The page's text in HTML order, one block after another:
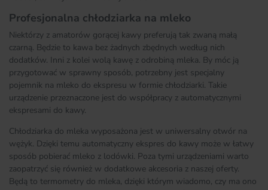
Profesjonalna chłodziarka na mleko
Niektórzy z amatorów gorącej kawy preferują tak zwaną małą
czarną. Będzie to kawa bez żadnych zbędnych według nich
dodatków. Inni z kolei wolą kawę z odrobiną mleka. By móc ją
przygotować w sprawny sposób, potrzebny jest specjalny
pojemnik na mleko do ekspresu w formie chłodziarki. Takie
urządzenie przeznaczone jest do współpracy z automatycznymi
ekspresami do kawy.
Chłodziarka do mleka wyposażona jest w uniwersalny otwór na
wężyk. Dzięki temu automatyczny ekspres do kawy może w łatwy
sposób pobierać mleko z lodówki. Poza tymi urządzeniami warto
zaopatrzyć się również w dodatkowe akcesoria z naszej oferty.
Będą to termometry do mleka, dzięki którym wiadomo, czy ma ono